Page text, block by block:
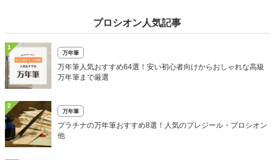
プロシオン人気記事
1
万年筆
万年筆人気おすすめ64選！安い初心者向けからおしゃれな高級
万年筆まで厳選
2
万年筆
プラチナの万年筆おすすめ8選！人気のプレジール・プロシオン
他